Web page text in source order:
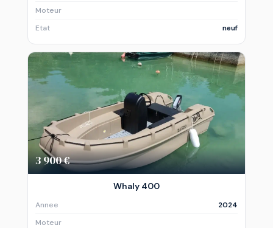
Moteur
Etat
neuf
3 900 €
Whaly 400
Annee
2024
Moteur